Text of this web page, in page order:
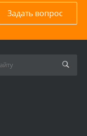
Задать вопрос